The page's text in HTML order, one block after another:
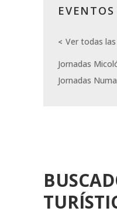
EVENTOS
Ver todas
Jornadas
Jornadas